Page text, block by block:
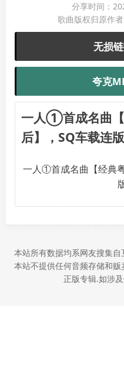
分享时间：
歌曲版权归原作
无损
夸克
一人①首成名曲【
后】，SQ车载连
一人①首成名曲【经典
本站所有数据均系网友搜集
本站不提供任何音频存储和
正版专辑.如涉